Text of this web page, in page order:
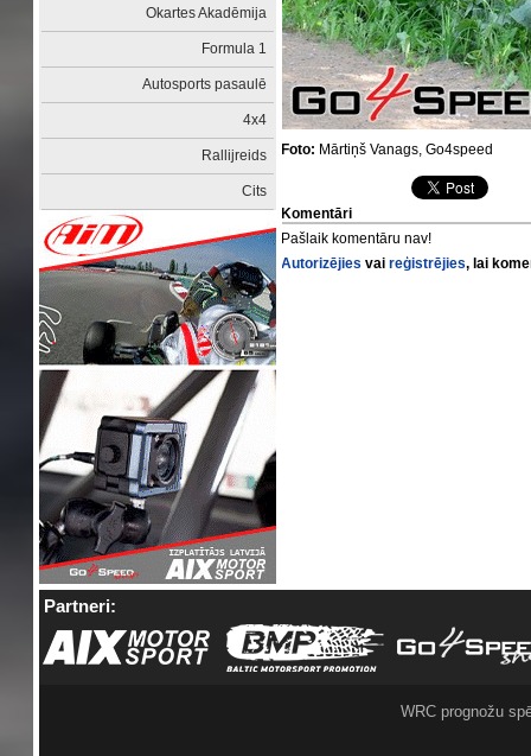
Okartes Akadēmija
Formula 1
Autosports pasaulē
4x4
Rallijreids
Cits
Foto: Mārtiņš Vanags, Go4speed
Komentāri
Pašlaik komentāru nav!
Autorizējies vaireģistrējies, lai
Partneri:
WRC prognožu